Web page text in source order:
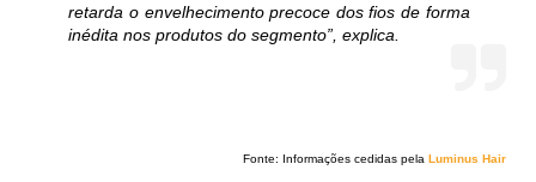
retarda o envelhecimento precoce dos fios de forma
inédita nos produtos do segmento”, explica.
Fonte: Informações cedidas pela Luminus Hair